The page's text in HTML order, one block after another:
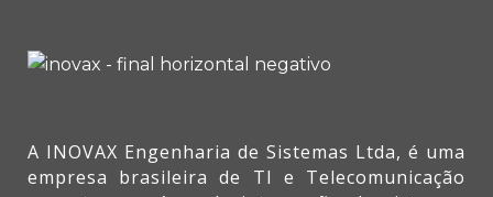
A INOVAX Engenharia de Sistemas Ltda, é uma
empresa brasileira de TI e Telecomunicação